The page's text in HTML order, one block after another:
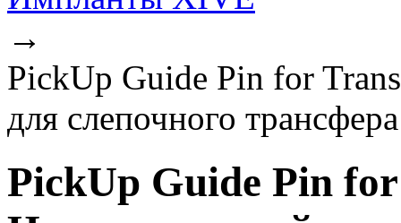
→
PickUp Guide Pin for
для слепочного
PickUp Guide Pin